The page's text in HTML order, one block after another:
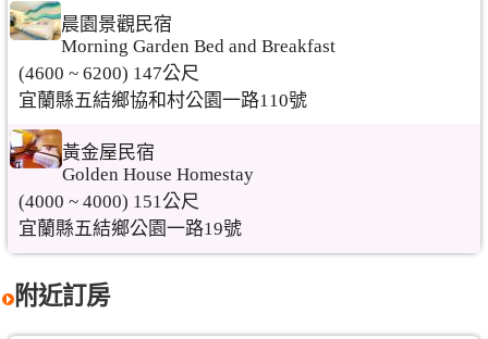
晨園景觀民宿
Morning Garden Bed and Breakfast
(4600 ~ 6200) 147公尺
宜蘭縣五結鄉協和村公園一路110號
黃金屋民宿
Golden House Homestay
(4000 ~ 4000) 151公尺
宜蘭縣五結鄉公園一路19號
附近訂房